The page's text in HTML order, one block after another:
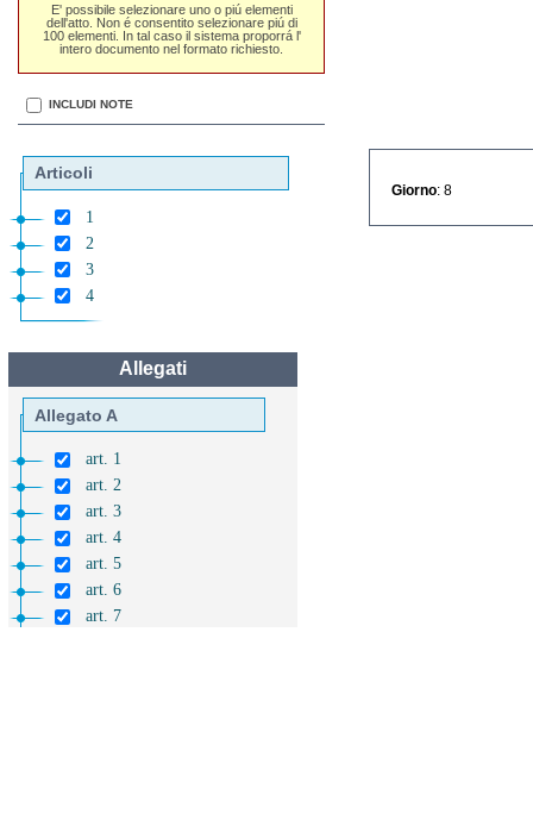
E' possibile selezionare uno o piú elementi
dell'atto. Non é consentito selezionare piú di
100 elementi. In tal caso il sistema proporrá l'
intero documento nel formato richiesto.
INCLUDI NOTE
Articoli
1
2
3
4
Allegati
Allegato A
art. 1
art. 2
art. 3
art. 4
art. 5
art. 6
art. 7
Giorno : 8